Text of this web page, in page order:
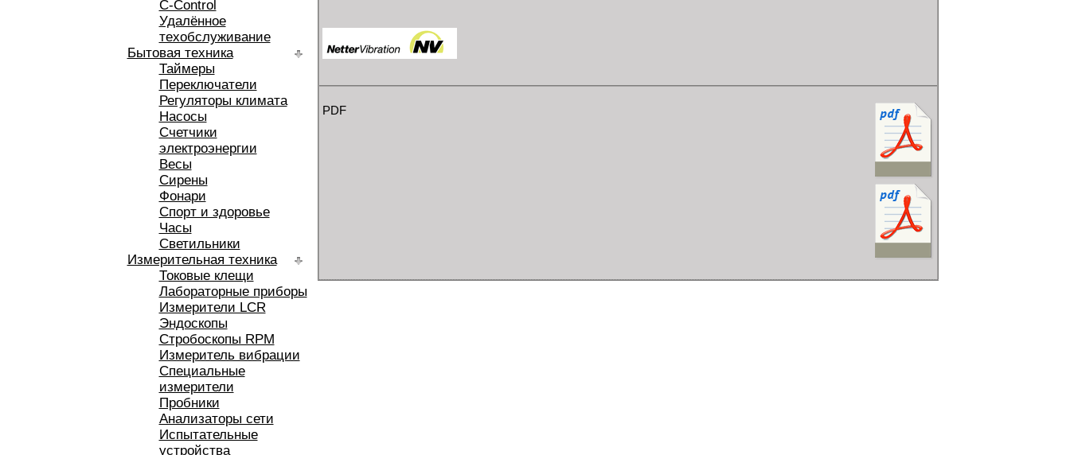
C-Control
Удалённое
техобслуживание
Бытовая техника
Таймеры
Переключатели
Регуляторы климата
Насосы
Счетчики
электроэнергии
Весы
Сирены
Фонари
Спорт и здоровье
Часы
Светильники
Измерительная техника
Токовые клещи
Лабораторные приборы
Измерители LCR
Эндоскопы
Стробоскопы RPM
Измеритель вибрации
Специальные
измерители
Пробники
Анализаторы сети
Испытательные
устройства
PDF